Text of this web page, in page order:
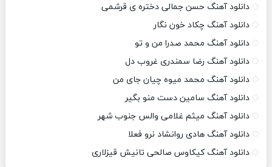
دانلود آهنگ حسن جمالی دختره ی قرشمی
دانلود آهنگ چکاد خون نگار
دانلود آهنگ محمد صدرا من و تو
دانلود آهنگ رضا سمندری غروب دل
دانلود آهنگ محمد میوه چیان جای من
دانلود آهنگ سامین دست منو بگیر
دانلود آهنگ میثم غلامی والس جنوب شهر
دانلود آهنگ هادی روانشاد نرو فعلا
دانلود آهنگ کیکاوس صالحی تانیش قیزلاری